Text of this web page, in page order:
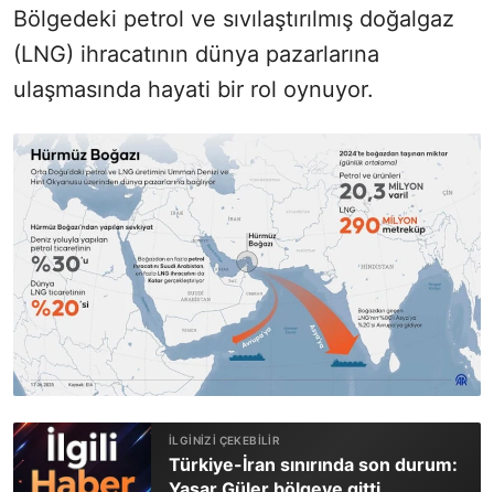
Bölgedeki petrol ve sıvılaştırılmış doğalgaz
(LNG) ihracatının dünya pazarlarına
ulaşmasında hayati bir rol oynuyor.
Türkiye-İran sınırında son durum: